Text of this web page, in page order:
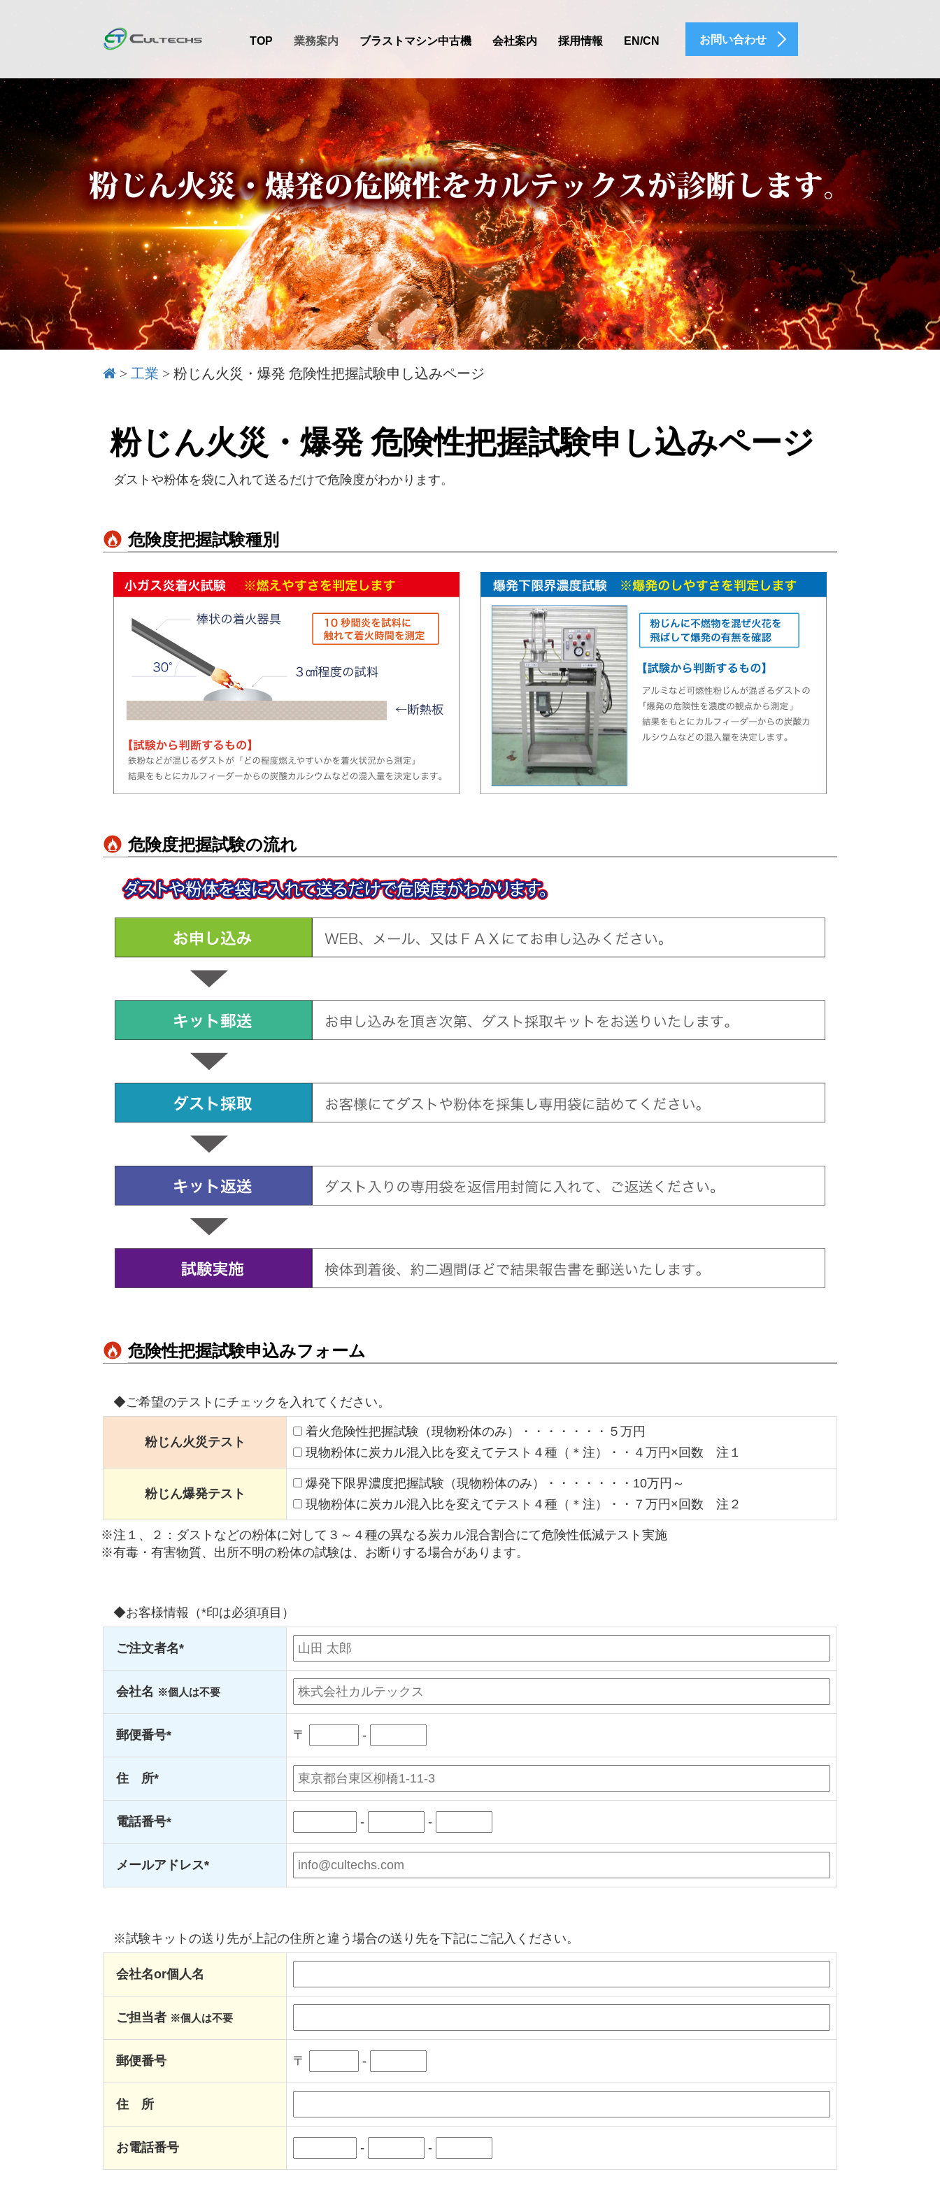
TOP 業務案内 ブラストマシン中古機 会社案内 採用情報 EN/CN お問い合わせ
> 工業 > 粉じん火災・爆発 危険性把握試験申し込みページ
粉じん火災・爆発 危険性把握試験申し込みページ
ダストや粉体を袋に入れて送るだけで危険度がわかります。
危険度把握試験種別
危険度把握試験の流れ
危険性把握試験申込みフォーム
◆ご希望のテストにチェックを入れてください。
粉じん火災テスト
着火危険性把握試験（現物粉体のみ）・・・・・・・５万円
現物粉体に炭カル混入比を変えてテスト４種（＊注）・・４万円×回数 注１
粉じん爆発テスト
爆発下限界濃度把握試験（現物粉体のみ）・・・・・・・10万円～
現物粉体に炭カル混入比を変えてテスト４種（＊注）・・７万円×回数 注２
注１、２：ダストなどの粉体に対して３～４種の異なる炭カル混合割合にて危険性低減テスト実施
有毒・有害物質、出所不明の粉体の試験は、お断りする場合があります。
◆お客様情報（*印は必須項目）
ご注文者名*
会社名 ※個人は不要
郵便番号* 〒 -
住 所*
電話番号* - -
メールアドレス*
※試験キットの送り先が上記の住所と違う場合の送り先を下記にご記入ください。
会社名or個人名
ご担当者 ※個人は不要
郵便番号 〒 -
住 所
お電話番号 - -